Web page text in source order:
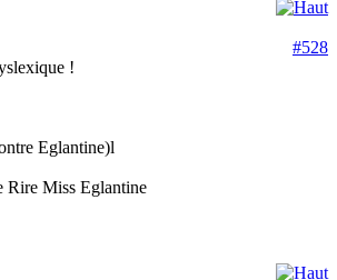
#528
!
Eglantine)l
Rire Miss Eglantine